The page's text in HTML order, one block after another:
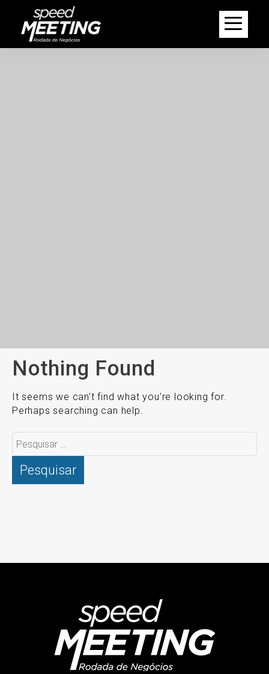
Nothing Found
It seems we can’t find what you’re looking for.
Perhaps searching can help.
Pesquisar
por: